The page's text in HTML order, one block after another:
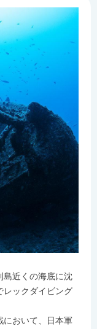
島近くの海底に沈
レックダイビング
において、日本軍